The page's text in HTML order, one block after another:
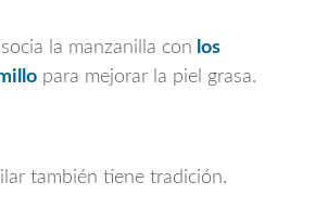
la manzanilla con los
para mejorar la piel grasa.
también tiene tradición.